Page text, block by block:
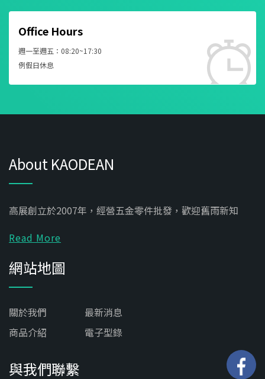
Office Hours
週一至週五：08:20~17:30
例假日休息
About KAODEAN
高展創立於2007年，經營五金零件批發，歡迎舊雨新知
Read More
網站地圖
關於我們
最新消息
商品介紹
電子型錄
與我們聯繫